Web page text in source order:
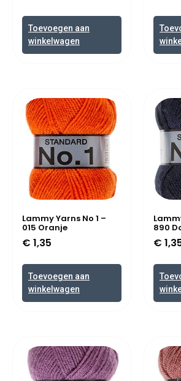
Toevoegen aan
winkelwagen
Lammy Yarns No 1 –
015 Oranje
€ 1,35
Toevoegen aan
winkelwagen
890
€